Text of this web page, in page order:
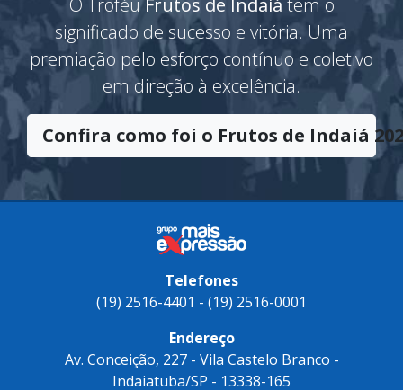
O Troféu Frutos de Indaiá tem o
significado de sucesso e vitória. Uma
premiação pelo esforço contínuo e coletivo
em direção à excelência.
Confira como foi o Frutos de Indaiá
Telefones
(19) 2516-4401 - (19) 2516-0001
Endereço
Av. Conceição, 227 - Vila Castelo Branco -